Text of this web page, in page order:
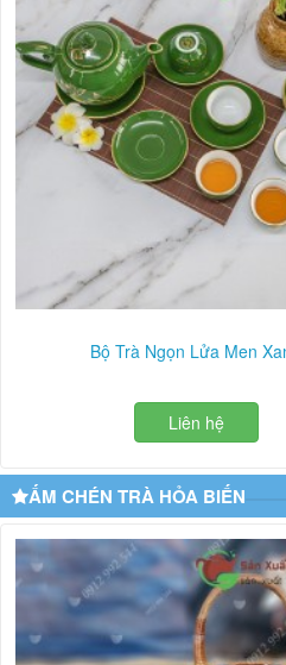
Bộ Trà Ngọn Lửa Men
Liên hệ
ẤM CHÉN TRÀ HỎA BIẾN